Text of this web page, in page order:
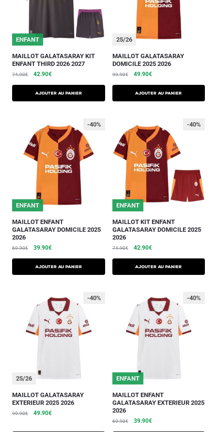
25/26
ENFANT
MAILLOT GALATASARAY KIT
ENFANT THIRD 2026 2027
74.90€ 42.90€
AJOUTER AU PANIER
25/26
MAILLOT GALATASARAY
DOMICILE 2025 2026
99.90€ 49.90€
AJOUTER AU PANIER
-40%
25/26
ENFANT
MAILLOT ENFANT
GALATASARAY DOMICILE 2025
2026
69.90€ 39.90€
AJOUTER AU PANIER
-40%
25/26
ENFANT
MAILLOT KIT ENFANT
GALATASARAY DOMICILE 2025
2026
74.90€ 42.90€
AJOUTER AU PANIER
-40%
25/26
MAILLOT GALATASARAY
EXTERIEUR 2025 2026
99.90€ 49.90€
-40%
25/26
ENFANT
MAILLOT ENFANT
GALATASARAY EXTERIEUR 2025
2026
69.90€ 39.90€